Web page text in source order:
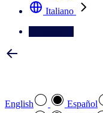
Italiano
English Español